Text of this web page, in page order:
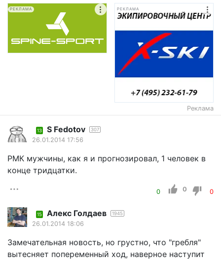
РЕКЛАМА РЕКЛАМА
Реклама
13 S Fеdotov 307
26.01.2014 17:56
РМК мужчины, как я и прогнозировал, 1 человек в
конце тридцатки.
0 0 0
15 Алекс Голдаев 1945
26.01.2014 18:06
Замечательная новость, но грустно, что "гребля"
вытесняет попеременный ход, наверное наступит